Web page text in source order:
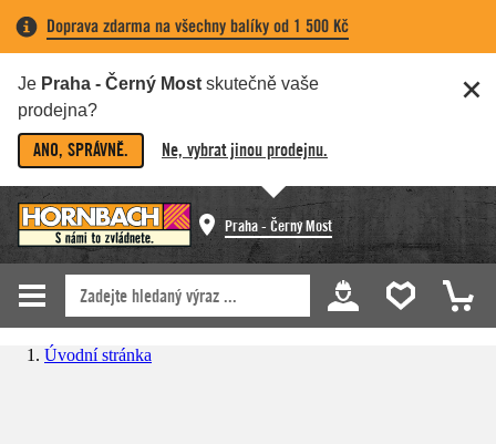
Doprava zdarma na všechny balíky od 1 500 Kč
Je Praha - Černý Most skutečně vaše
prodejna?
ANO, SPRÁVNĚ. Ne, vybrat jinou prodejnu.
Praha - Černý Most
Úvodní stránka